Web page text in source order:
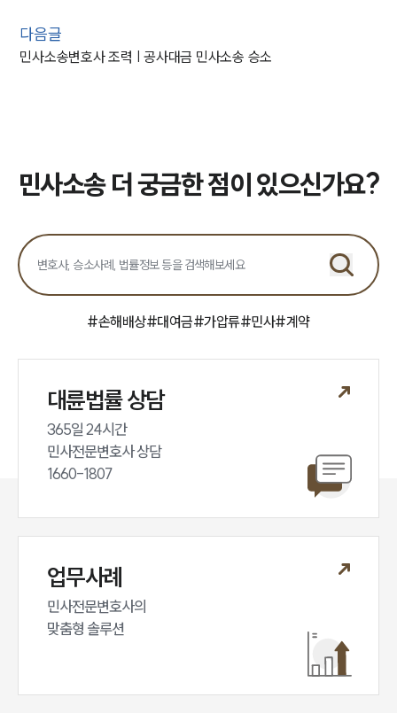
다음글
민사소송변호사 조력 | 공사대금 민사소송 승소
민사소송 더 궁금한 점이 있으신가요?
#손해배상#대여금#가압류#민사#계약
대륜법률 상담
365일 24시간
민사전문변호사 상담
1660-1807
업무사례
민사전문변호사의
맞춤형 솔루션